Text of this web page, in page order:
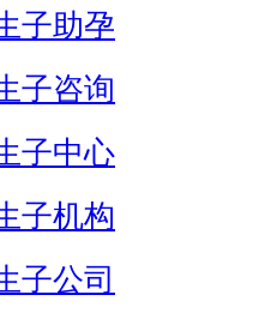
子助孕
子咨询
子中心
子机构
子公司